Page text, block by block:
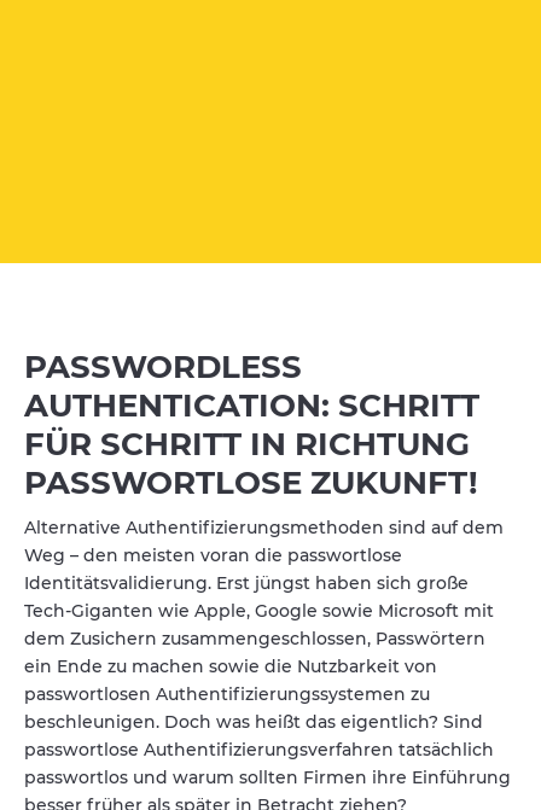
PASSWORDLESS
AUTHENTICATION: SCHRITT
FÜR SCHRITT IN RICHTUNG
PASSWORTLOSE ZUKUNFT!
Alternative Authentifizierungsmethoden sind auf dem
Weg – den meisten voran die passwortlose
Identitätsvalidierung. Erst jüngst haben sich große
Tech-Giganten wie Apple, Google sowie Microsoft mit
dem Zusichern zusammengeschlossen, Passwörtern
ein Ende zu machen sowie die Nutzbarkeit von
passwortlosen Authentifizierungssystemen zu
beschleunigen. Doch was heißt das eigentlich? Sind
passwortlose Authentifizierungsverfahren tatsächlich
passwortlos und warum sollten Firmen ihre Einführung
besser früher als später in Betracht ziehen?